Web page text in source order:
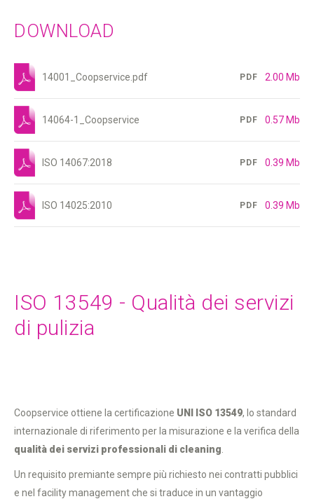
DOWNLOAD
14001_Coopservice.pdf PDF 2.00 Mb
14064-1_Coopservice PDF 0.57 Mb
ISO 14067:2018 PDF 0.39 Mb
ISO 14025:2010 PDF 0.39 Mb
ISO 13549 - Qualità dei servizi
di pulizia
Coopservice ottiene la certificazione UNI ISO 13549, lo standard
internazionale di riferimento per la misurazione e la verifica della
qualità dei servizi professionali di cleaning
Un requisito premiante sempre più richiesto nei contratti pubblici
e nel facility management che si traduce in un vantaggio